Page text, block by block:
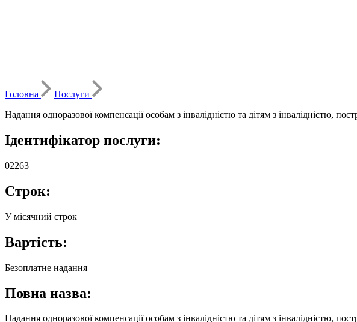
Головна
Послуги
Надання одноразової компенсації особам з інвалідністю та дітям з інвалідністю,
Ідентифікатор послуги:
02263
Строк:
У місячний строк
Вартість:
Безоплатне надання
Повна назва:
Надання одноразової компенсації особам з інвалідністю та дітям з інвалідністю,